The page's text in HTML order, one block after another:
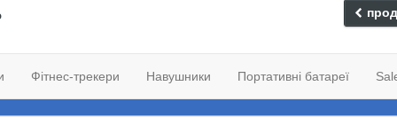
Фітнес-трекери Навушники Портативні батареї